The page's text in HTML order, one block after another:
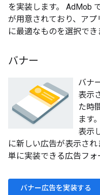
を実装します。 AdMob
が用意されており、ア
に最適なものを選択でき
バナー
バナ
表示
た時
ます
表示
に新しい広告が表示さ
単に実装できる広告フォ
バナー広告を実装する